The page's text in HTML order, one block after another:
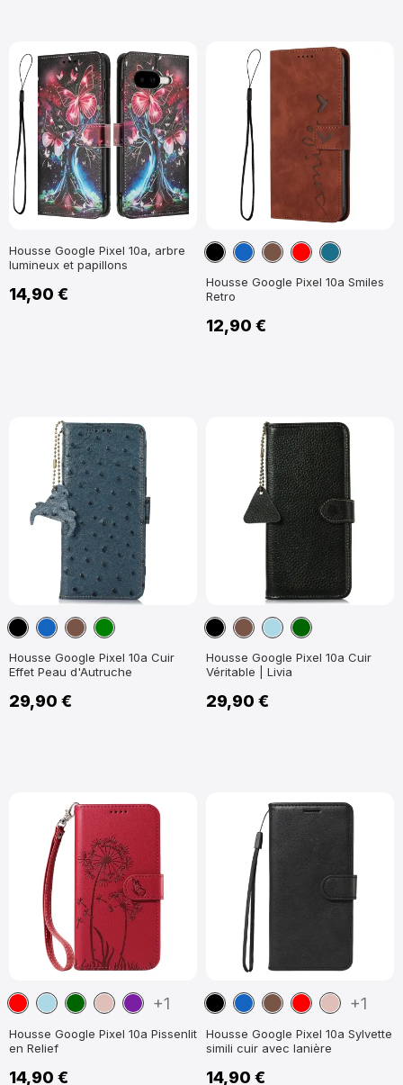
Housse Google Pixel 10a, arbre
lumineux et papillons
14,90 €
NoirBleuMarronRouge
Bleu
Housse Google Pixel 10a Smiles
Retro
12,90 €
NoirBleuMarron
Vert
Housse Google Pixel 10a Cuir
Effet Peau d'Autruche
29,90 €
NoirMarron
BleuVert
Housse Google Pixel 10a Cuir
Véritable | Livia
29,90 €
Rouge
BleuVertOr Violet
+1
Housse Google Pixel 10a Pissenlit
en Relief
14,90 €
NoirBleuMarronRouge
Or
+1
Housse Google Pixel 10a Sylvette
simili cuir avec lanière
14,90 €